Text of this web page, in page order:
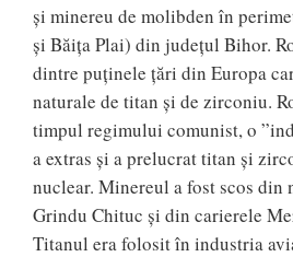
şi minereu de molibden în
şi Băiţa Plai) din judeţul Bihor.
dintre puţinele ţări din Europa
naturale de titan şi de zirconiu.
timpul regimului comunist, o
a extras şi a prelucrat titan şi
nuclear. Minereul a fost scos
Grindu Chituc şi din carierele
Titanul era folosit în industria